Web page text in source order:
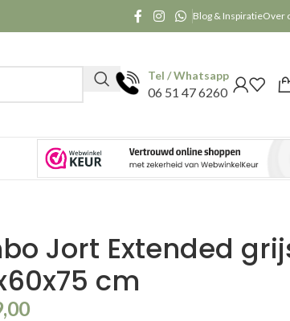
Blog & InspiratieOver
Tel / Whatsapp
06 51 47 6260
Jort Extended
cm